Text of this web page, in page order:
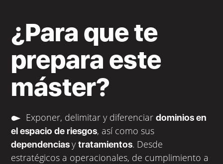
¿Para que te
prepara este
máster?
Exponer, delimitar y diferenciardominios en
el espacio de riesgos, así como sus
dependenciasytratamientos. Desde
estratégicos a operacionales, de cumplimiento a